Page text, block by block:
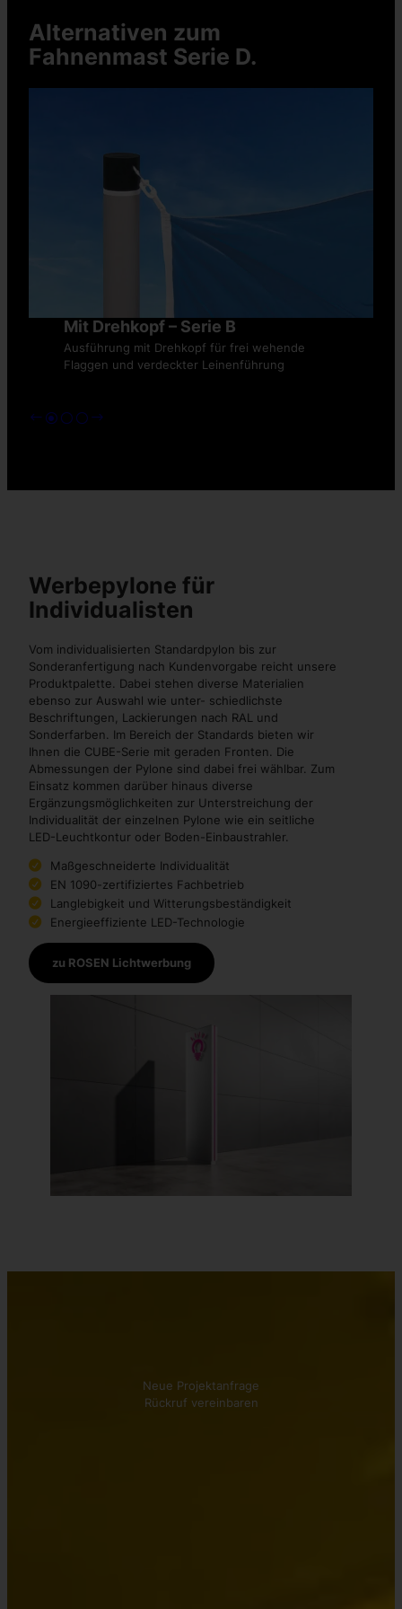
Alternativen zum
Fahnenmast Serie D.
Mit Drehkopf – Serie B
Ausführung mit Drehkopf für frei wehende
Flaggen und verdeckter Leinenführung
Werbepylone für
Individualisten
Vom individualisierten Standardpylon bis zur
Sonderanfertigung nach Kundenvorgabe reicht unsere
Produktpalette. Dabei stehen diverse Materialien
ebenso zur Auswahl wie unter- schiedlichste
Beschriftungen, Lackierungen nach RAL und
Sonderfarben. Im Bereich der Standards bieten wir
Ihnen die CUBE-Serie mit geraden Fronten. Die
Abmessungen der Pylone sind dabei frei wählbar. Zum
Einsatz kommen darüber hinaus diverse
Ergänzungsmöglichkeiten zur Unterstreichung der
Individualität der einzelnen Pylone wie ein seitliche
LED-Leuchtkontur oder Boden-Einbaustrahler.
Maßgeschneiderte Individualität
EN 1090-zertifiziertes Fachbetrieb
Langlebigkeit und Witterungsbeständigkeit
Energieeffiziente LED-Technologie
zu ROSEN Lichtwerbung
Neue Projektanfrage
Rückruf vereinbaren